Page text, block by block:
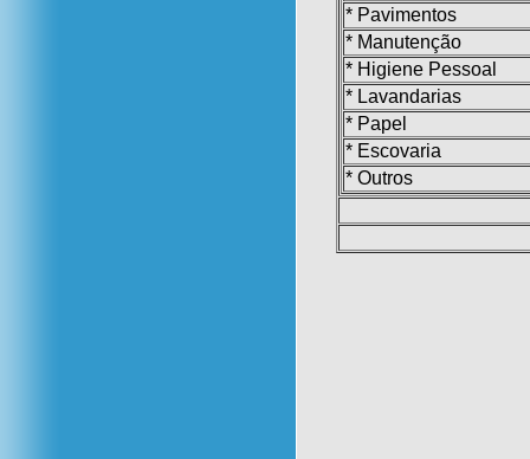
* Pavimentos
* Manutenção
* Higiene Pessoal
* Lavandarias
* Papel
* Escovaria
* Outros